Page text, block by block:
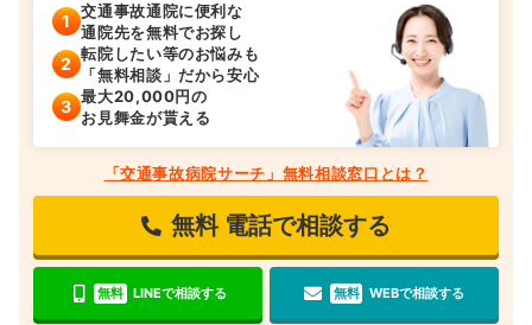
交通事故通院に便利な
通院先を無料でお探し
転院したい等のお悩みも
「無料相談」だから安心
最大20,000円の
お見舞金が貰える
「交通事故病院サーチ」無料相談窓口とは？
無料 電話で相談する
無料 LINEで相談する 無料 WEBで相談する